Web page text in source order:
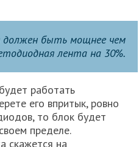
должен быть мощнее чем
лента на 30%.
работать
его впритык, ровно
то блок будет
пределе.
скажется на